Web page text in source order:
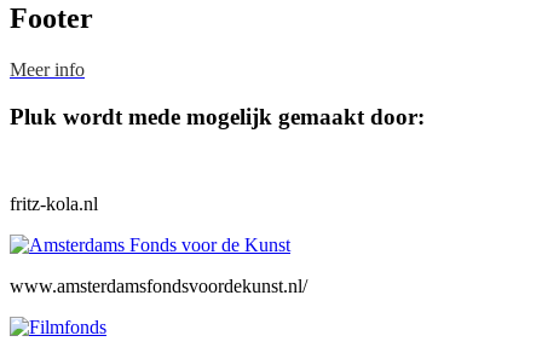
Footer
Meer info
Pluk wordt mede mogelijk gemaakt door:
fritz-kola.nl
www.amsterdamsfondsvoordekunst.nl/